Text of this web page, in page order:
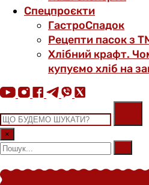
Спецпроєкти
ГастроСпадок
Рецепти пасок з
Хлібний крафт.
купуємо хліб на
×